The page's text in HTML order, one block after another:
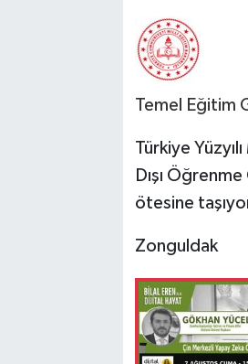
Temel Eğitim
Türkiye
Dışı
ötesine
Zonguldak